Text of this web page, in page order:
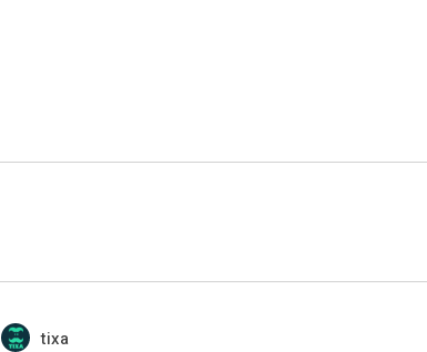
tixa